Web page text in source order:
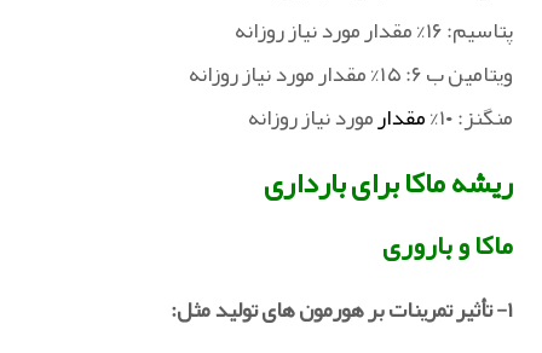
پتاسیم: ۱۶% مقدار مورد نیاز روزانه
ویتامین ب ۶: ۱۵% مقدار مورد نیاز روزانه
منگنز: ۱۰%
مقدارمورد نیاز روزانه
ریشه ماکا برای بارداری
ماکا و باروری
۱- تأثیر تمرینات بر هورمون های تولید مثل: